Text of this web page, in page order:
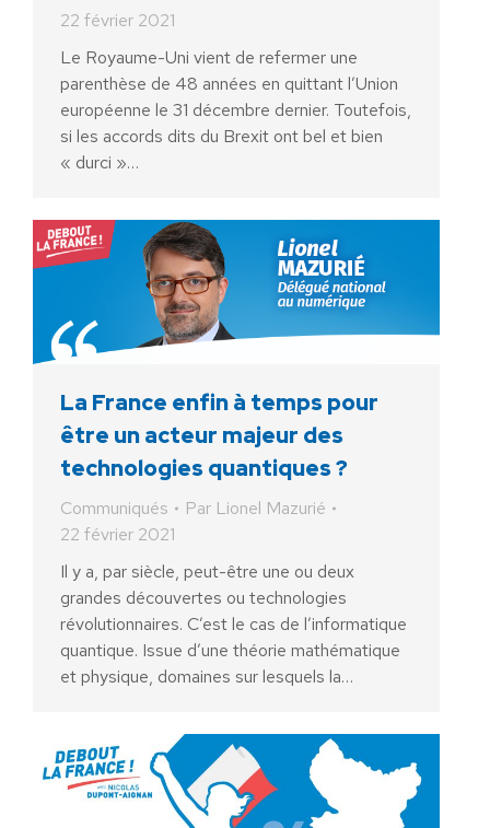
22 février 2021
Le Royaume-Uni vient de refermer une
parenthèse de 48 années en quittant l’Union
européenne le 31 décembre dernier. Toutefois,
si les accords dits du Brexit ont bel et bien
« durci »…
La France enfin à temps pour
être un acteur majeur des
technologies quantiques ?
Communiqués Par Lionel Mazurié
22 février 2021
Il y a, par siècle, peut-être une ou deux
grandes découvertes ou technologies
révolutionnaires. C’est le cas de l’informatique
quantique. Issue d’une théorie mathématique
et physique, domaines sur lesquels la…